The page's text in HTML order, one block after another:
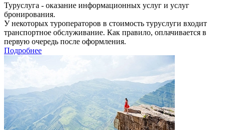
Туруслуга - оказание информационных услуг и услуг
бронирования.
У некоторых туроператоров в стоимость туруслуги входит
транспортное обслуживание. Как правило, оплачивается в
первую очередь после оформления.
Подробнее